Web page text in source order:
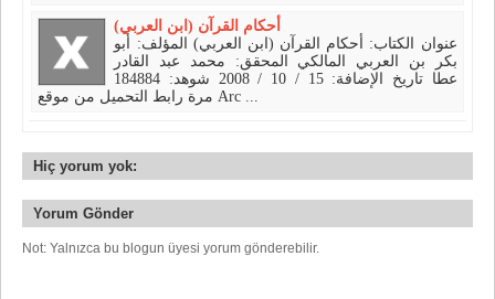
أحكام القرآن (ابن العربي)
عنوان الكتاب: أحكام القرآن (ابن العربي) المؤلف: أبو
بكر بن العربي المالكي المحقق: محمد عبد القادر
عطا تاريخ الإضافة: 15 / 10 / 2008 شوهد: 184884
مرة رابط التحميل من موقع Arc ...
Hiç yorum yok:
Yorum Gönder
Not: Yalnızca bu blogun üyesi yorum gönderebilir.